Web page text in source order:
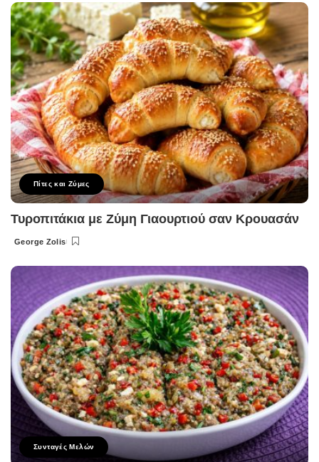
Πίτες και Ζύμες
Τυροπιτάκια με Ζύμη Γιαουρτιού σαν Κρουασάν
Posted
George Zolis
Συνταγές Μελών